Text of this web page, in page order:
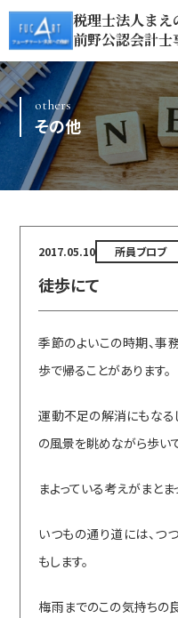
税理士法人まえ
前野公認会計士
others
その他
2017.05.10 所員ブロブ
徒歩にて
季節のよいこの時期、
歩で帰ることがあります。
運動不足の解消にもなる
の風景を眺めながら歩い
まよっている考えがまとま
いつもの通り道には、つ
もします。
梅雨までのこの気持ちの